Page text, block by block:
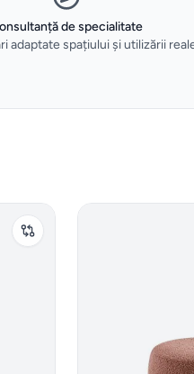
de specialitate
adaptate spațiului și utilizării